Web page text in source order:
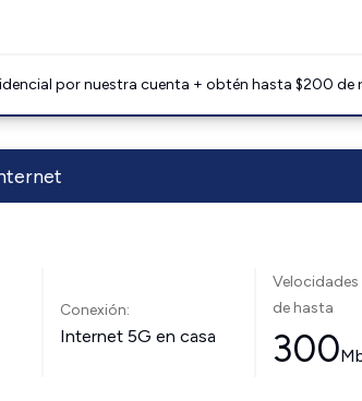
por nuestra cuenta + obtén hasta $200 de
Conexión:
Internet 5G en casa
de hasta
300